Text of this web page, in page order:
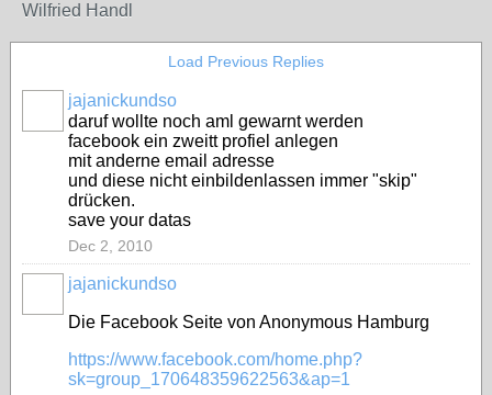
Wilfried Handl
Load Previous Replies
jajanickundso
daruf wollte noch aml gewarnt werden
facebook ein zweitt profiel anlegen
mit anderne email adresse
und diese nicht einbildenlassen immer "skip"
drücken.
save your datas
Dec 2, 2010
jajanickundso
Die Facebook Seite von Anonymous Hamburg
https://www.facebook.com/home.php?
sk=group_170648359622563&ap=1